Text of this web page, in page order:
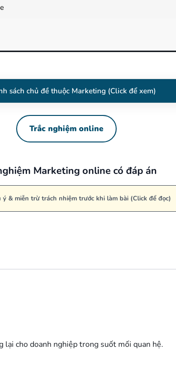
sách chủ đề thuộc Marketing (Click để xem)
Trắc nghiệm online
Marketing online có đáp án
ý & miễn trừ trách nhiệm trước khi làm bài (Click để đọc)
lại cho doanh nghiệp trong suốt mối quan hệ.